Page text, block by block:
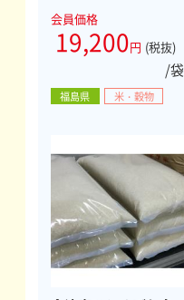
会員価格
19,200円 (税抜)
/袋
福島県 米・穀物